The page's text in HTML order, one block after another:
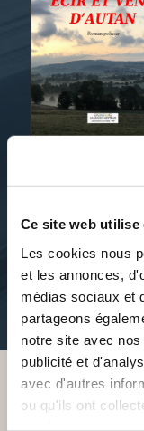
Ce site web utilise
Les cookies nous
et les annonces,
médias sociaux et
partageons
notre site avec
publicité et
avec d'autres
ou qu'ils ont
Yves Hardouin
D'AUTAN
enigmes-
14€00
VOUS